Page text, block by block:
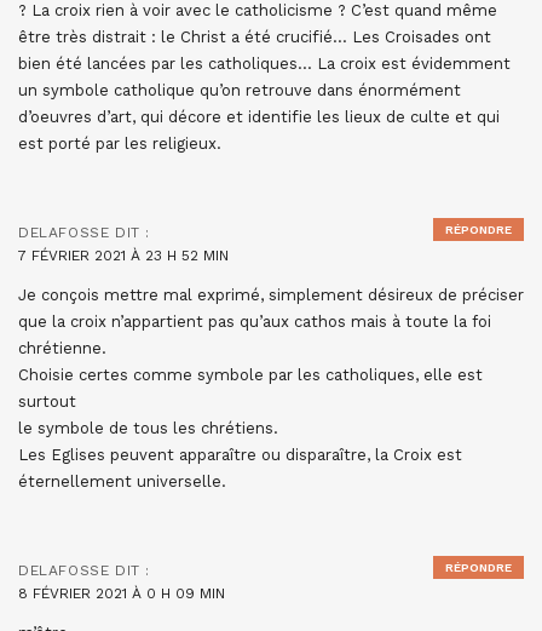
? La croix rien à voir avec le catholicisme ? C’est quand même
être très distrait : le Christ a été crucifié… Les Croisades ont
bien été lancées par les catholiques… La croix est évidemment
un symbole catholique qu’on retrouve dans énormément
d’oeuvres d’art, qui décore et identifie les lieux de culte et qui
est porté par les religieux.
DELAFOSSE DIT :
7 FÉVRIER 2021 À 23 H 52 MIN
Je conçois mettre mal exprimé, simplement désireux de préciser
que la croix n’appartient pas qu’aux cathos mais à toute la foi
chrétienne.
Choisie certes comme symbole par les catholiques, elle est
surtout
le symbole de tous les chrétiens.
Les Eglises peuvent apparaître ou disparaître, la Croix est
éternellement universelle.
RÉPONDRE
DELAFOSSE DIT :
8 FÉVRIER 2021 À 0 H 09 MIN
RÉPONDRE